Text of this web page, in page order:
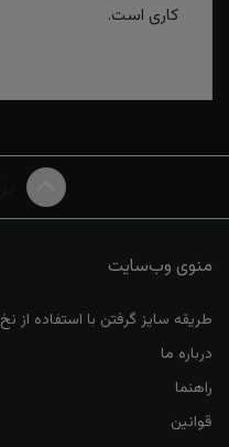
کاری است.
منوی وب‌سایت
طریقه سایز گرفتن با استفاده از نخ
درباره ما
راهنما
قوانین